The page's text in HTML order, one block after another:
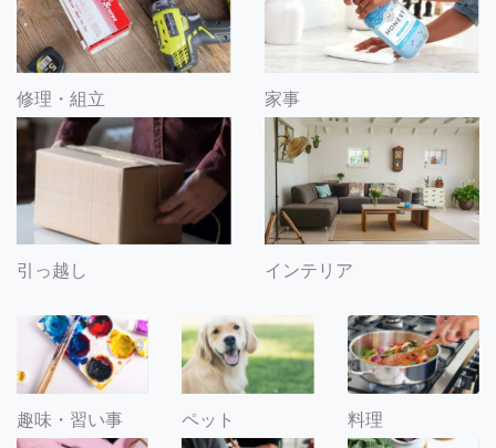
修理・組立 家事
引っ越し インテリア
趣味・習い事 ペット 料理